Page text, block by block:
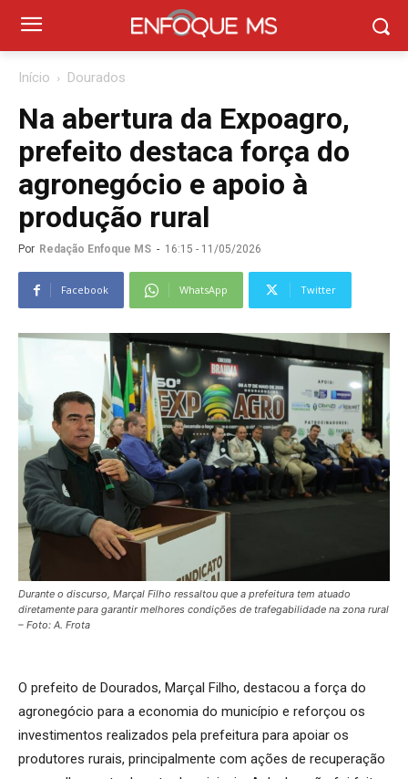
Início Dourados
Na abertura da Expoagro,
prefeito destaca força do
agronegócio e apoio à
produção rural
Por Redação Enfoque MS - 16:15 - 11/05/2026
Facebook WhatsApp Twitter
Durante o discurso, Marçal Filho ressaltou que a prefeitura tem atuado
diretamente para garantir melhores condições de trafegabilidade na zona rural
– Foto: A. Frota
O prefeito de Dourados, Marçal Filho, destacou a força do
agronegócio para a economia do município e reforçou os
investimentos realizados pela prefeitura para apoiar os
produtores rurais, principalmente com ações de recuperação